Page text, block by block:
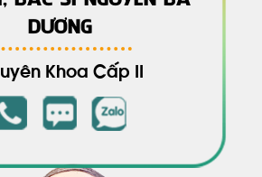
DƯƠNG
Khoa Cấp II